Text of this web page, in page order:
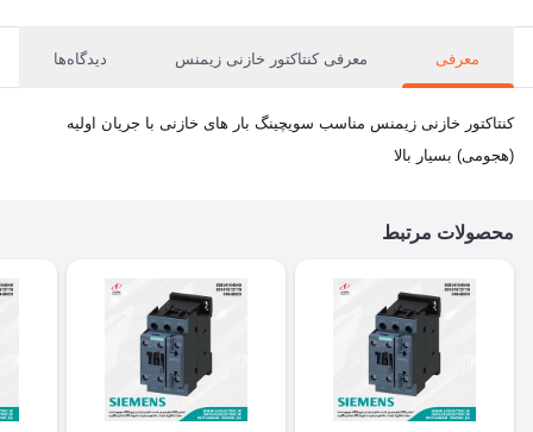
معرفی معرفی کنتاکتور خازنی زیمنس دیدگاه‌ها
کنتاکتور خازنی زیمنس مناسب سویچینگ بار های خازنی با جریان اولیه
(هجومی) بسیار بالا
محصولات مرتبط